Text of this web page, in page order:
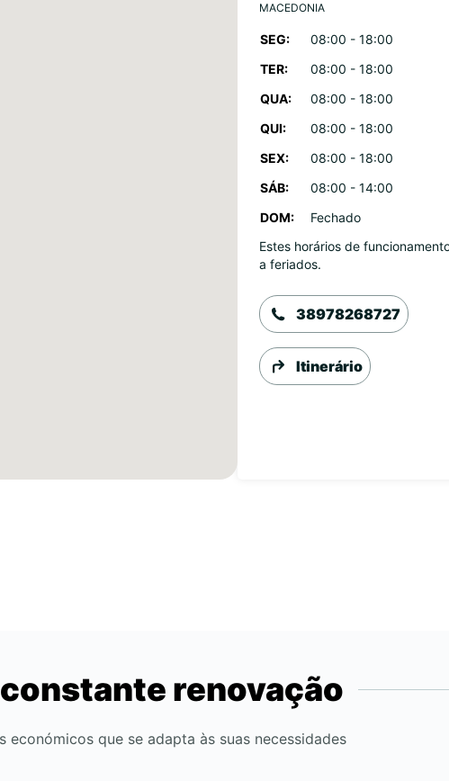
MACEDONIA
SEG:
08:00 - 18:00
TER:
08:00 - 18:00
QUA:
08:00 - 18:00
QUI:
08:00 - 18:00
SEX:
08:00 - 18:00
SÁB:
08:00 - 14:00
DOM:
Fechado
Estes horários de
a feriados.
38978268727
Itinerário
renovação
económicos que se adapta às suas necessidades